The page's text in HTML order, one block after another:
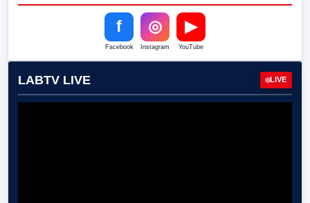
f
Facebook
◎
Instagram
▶
YouTube
LABTV LIVE LIVE